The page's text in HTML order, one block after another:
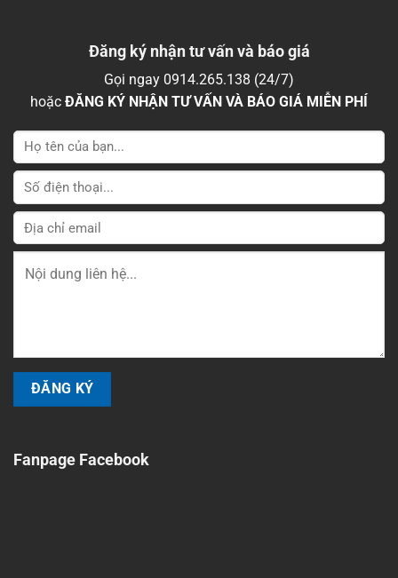
Đăng ký nhận tư vấn và báo giá
Gọi ngay 0914.265.138 (24/7)
hoặc ĐĂNG KÝ NHẬN TƯ VẤN VÀ BÁO GIÁ MIỄN PHÍ
Fanpage Facebook